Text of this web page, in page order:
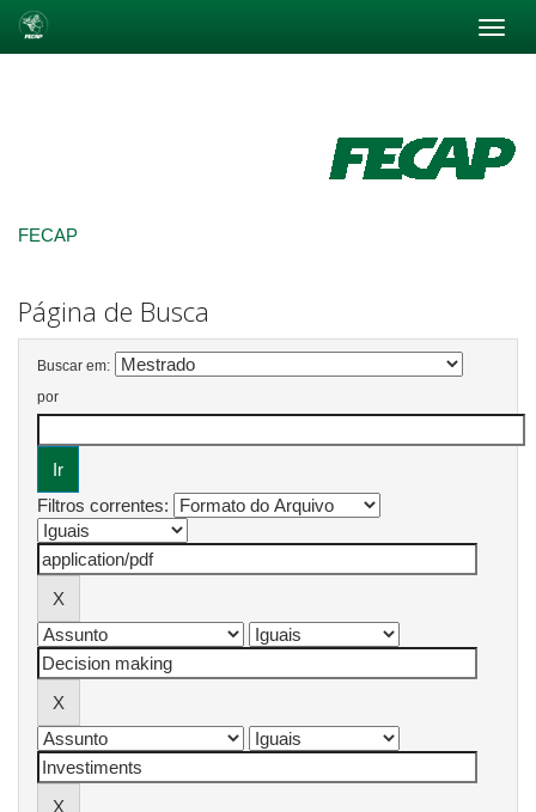
FECAP
Página de Busca
Buscar em:
por
Filtros correntes: